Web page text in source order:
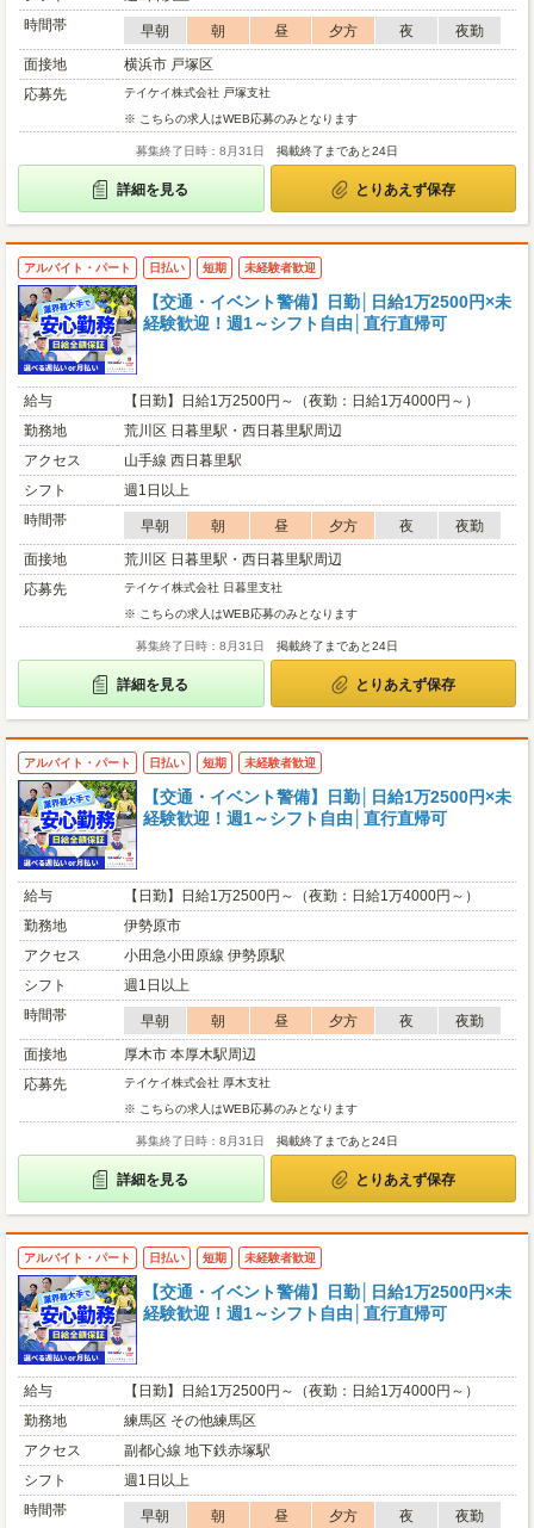
時間帯
早朝 朝 昼 夕方 夜
夜勤
面接地
横浜市 戸塚区
応募先
テイケイ株式会社 戸塚支社
※ こちらの求人はWEB応募のみとなります
募集終了日時：8月31日 掲載終了まであと24日
詳細を見る とりあえず保存
アルバイト・パート 日払い 短期 未経験者歓迎
【交通・イベント警備】日勤│日給1万2500円×未
経験歓迎！週1～シフト自由│直行直帰可
給与
【日勤】日給1万2500円～（夜勤：日給1万4000円～）
勤務地
荒川区 日暮里駅・西日暮里駅周辺
アクセス
山手線 西日暮里駅
シフト
週1日以上
時間帯
早朝 朝 昼 夕方 夜
夜勤
面接地
荒川区 日暮里駅・西日暮里駅周辺
応募先
テイケイ株式会社 日暮里支社
※ こちらの求人はWEB応募のみとなります
募集終了日時：8月31日 掲載終了まであと24日
詳細を見る とりあえず保存
アルバイト・パート 日払い 短期 未経験者歓迎
【交通・イベント警備】日勤│日給1万2500円×未
経験歓迎！週1～シフト自由│直行直帰可
給与
【日勤】日給1万2500円～（夜勤：日給1万4000円～）
勤務地
伊勢原市
アクセス
小田急小田原線 伊勢原駅
シフト
週1日以上
時間帯
早朝 朝 昼 夕方 夜
夜勤
面接地
厚木市 本厚木駅周辺
応募先
テイケイ株式会社 厚木支社
※ こちらの求人はWEB応募のみとなります
募集終了日時：8月31日 掲載終了まであと24日
詳細を見る とりあえず保存
アルバイト・パート 日払い 短期 未経験者歓迎
【交通・イベント警備】日勤│日給1万2500円×未
経験歓迎！週1～シフト自由│直行直帰可
給与
【日勤】日給1万2500円～（夜勤：日給1万4000円～）
勤務地
練馬区 その他練馬区
アクセス
副都心線 地下鉄赤塚駅
シフト
週1日以上
時間帯
早朝 朝 昼 夕方 夜 夜勤